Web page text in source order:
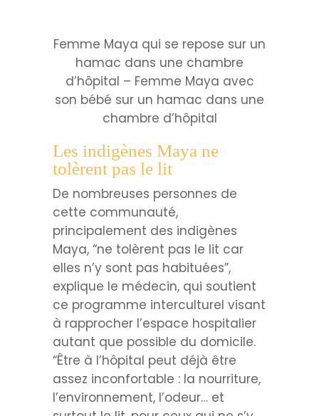
Femme Maya qui se repose sur un
hamac dans une chambre
d’hôpital – Femme Maya avec
son bébé sur un hamac dans une
chambre d’hôpital
Les indigènes Maya ne
tolèrent pas le lit
De nombreuses personnes de
cette communauté,
principalement des indigènes
Maya, “ne tolèrent pas le lit car
elles n’y sont pas habituées”,
explique le médecin, qui soutient
ce programme interculturel visant
à rapprocher l’espace hospitalier
autant que possible du domicile.
“Être à l’hôpital peut déjà être
assez inconfortable : la nourriture,
l’environnement, l’odeur… et